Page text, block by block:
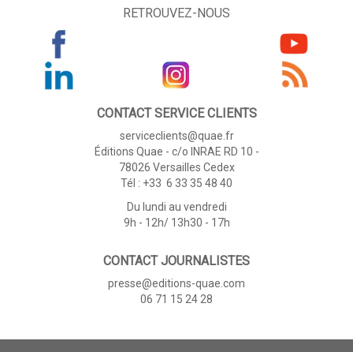
RETROUVEZ-NOUS
CONTACT SERVICE CLIENTS
serviceclients@quae.fr
Éditions Quae - c/o INRAE RD 10 -
78026 Versailles Cedex
Tél : +33 6 33 35 48 40
Du lundi au vendredi
9h - 12h/ 13h30 - 17h
CONTACT JOURNALISTES
presse@editions-quae.com
06 71 15 24 28